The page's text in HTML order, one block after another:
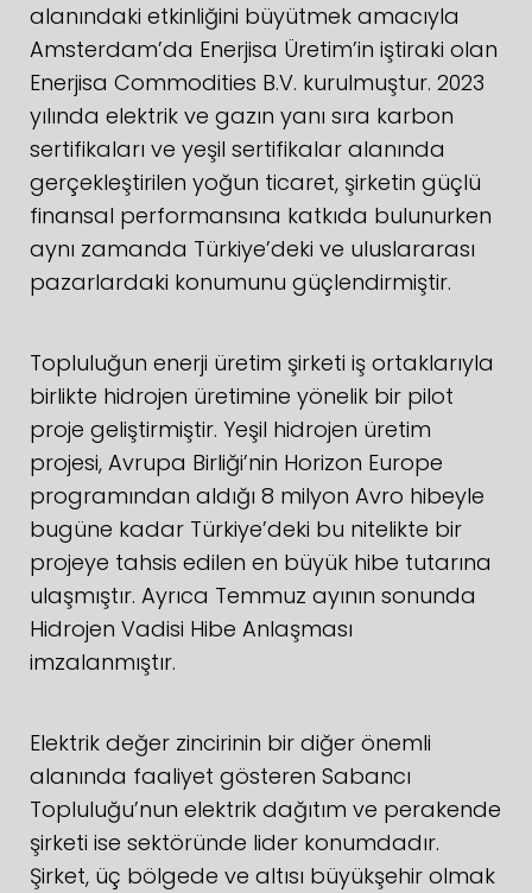
alanındaki etkinliğini büyütmek amacıyla
Amsterdam’da Enerjisa Üretim’in iştiraki olan
Enerjisa Commodities B.V. kurulmuştur. 2023
yılında elektrik ve gazın yanı sıra karbon
sertifikaları ve yeşil sertifikalar alanında
gerçekleştirilen yoğun ticaret, şirketin güçlü
finansal performansına katkıda bulunurken
aynı zamanda Türkiye’deki ve uluslararası
pazarlardaki konumunu güçlendirmiştir.
Topluluğun enerji üretim şirketi iş ortaklarıyla
birlikte hidrojen üretimine yönelik bir pilot
proje geliştirmiştir. Yeşil hidrojen üretim
projesi, Avrupa Birliği’nin Horizon Europe
programından aldığı 8 milyon Avro hibeyle
bugüne kadar Türkiye’deki bu nitelikte bir
projeye tahsis edilen en büyük hibe tutarına
ulaşmıştır. Ayrıca Temmuz ayının sonunda
Hidrojen Vadisi Hibe Anlaşması
imzalanmıştır.
Elektrik değer zincirinin bir diğer önemli
alanında faaliyet gösteren Sabancı
Topluluğu’nun elektrik dağıtım ve perakende
şirketi ise sektöründe lider konumdadır.
Şirket, üç bölgede ve altısı büyükşehir olmak